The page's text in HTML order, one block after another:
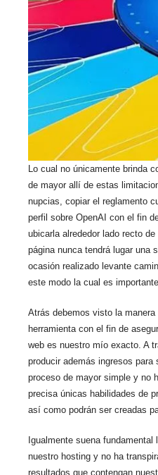
Lo cual no únicamente brinda
de mayor allí de estas
nupcias, copiar el reglamento
perfil sobre OpenAI con el fin
ubicarla alrededor lado recto
página nunca tendrá lugar una
ocasión realizado levante
este modo la cual es
Atrás debemos visto la
herramienta con el fin de
web es nuestro mío exacto. A
producir además ingresos
proceso de mayor simple y no
precisa únicas habilidades de
así­ como podrán ser creadas
Igualmente suena
nuestro hosting y no ha
resultados que contengan